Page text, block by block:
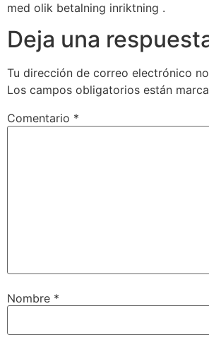
med olik betalning inriktning .
Deja una
Tu dirección de correo electrónico
Los campos obligatorios están
Comentario *
Nombre *